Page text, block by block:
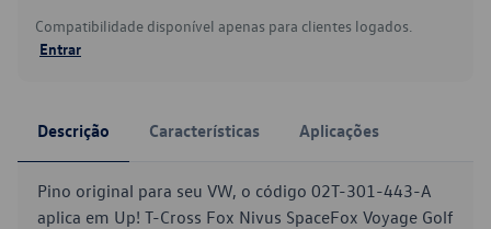
Compatibilidade disponível apenas para clientes logados.
Entrar
Descrição Características Aplicações
Pino original para seu VW, o código 02T-301-443-A
aplica em Up! T-Cross Fox Nivus SpaceFox Voyage Golf